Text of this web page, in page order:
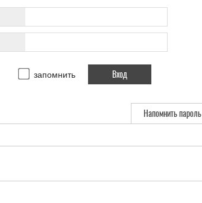
запомнить
Напомнить пароль